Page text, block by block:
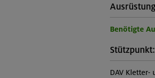
Benötigte
Stützpunkt:
DAV Kletter-